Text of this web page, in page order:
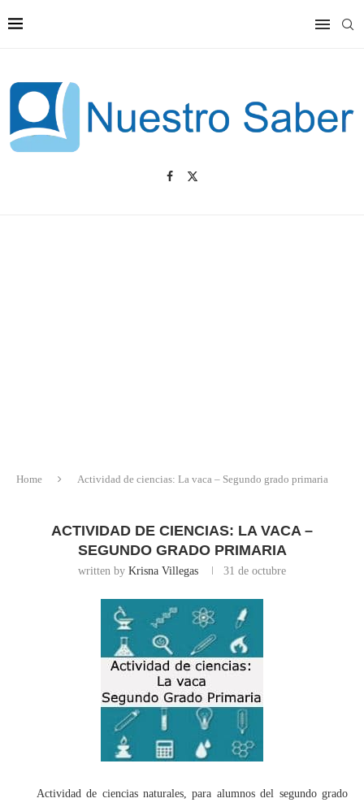
Home Actividad de ciencias: La vaca – Segundo grado primaria
ACTIVIDAD DE CIENCIAS: LA VACA –
SEGUNDO GRADO PRIMARIA
written by Krisna Villegas 31 de octubre
Actividad de ciencias naturales, para alumnos del segundo grado